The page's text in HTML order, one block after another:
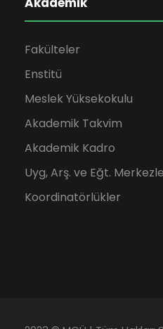
Fakülteler
Enstitü
Meslek Yüksekokulu
Akademik Takvim
Akademik Kadro
Uyg, Arş. ve Eğt.
Koordinatörlükler